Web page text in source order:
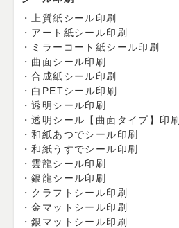
上質紙シール印刷
アート紙シール印刷
ミラーコート紙シール印刷
曲面シール印刷
合成紙シール印刷
白PETシール印刷
透明シール印刷
透明シール【曲面タイプ】印刷
和紙あつでシール印刷
和紙うすでシール印刷
雲龍シール印刷
銀龍シール印刷
クラフトシール印刷
金マットシール印刷
銀マットシール印刷